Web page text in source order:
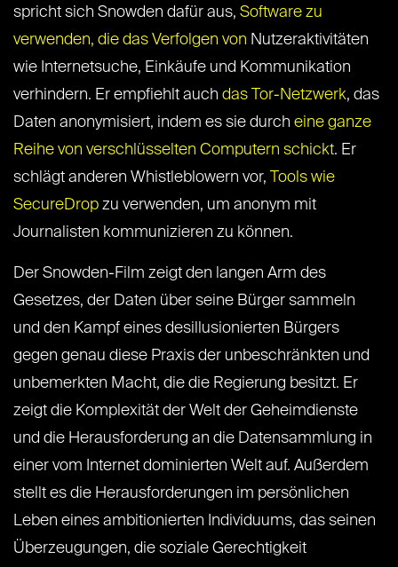
spricht sich Snowden dafür aus, Software zu
verwenden, die das Verfolgen von Nutzeraktivitäten
wie Internetsuche, Einkäufe und Kommunikation
verhindern. Er empfiehlt auch das Tor-Netzwerk, das
Daten anonymisiert, indem es sie durch eine ganze
Reihe von verschlüsselten Computern schickt. Er
schlägt anderen Whistleblowern vor,
Tools wie
SecureDrop zu verwenden, um anonym mit
Journalisten kommunizieren zu können.
Der Snowden-Film zeigt den langen Arm des
Gesetzes, der Daten über seine Bürger sammeln
und den Kampf eines desillusionierten Bürgers
gegen genau diese Praxis der unbeschränkten und
unbemerkten Macht, die die Regierung besitzt. Er
zeigt die Komplexität der Welt der Geheimdienste
und die Herausforderung an die Datensammlung in
einer vom Internet dominierten Welt auf. Außerdem
stellt es die Herausforderungen im persönlichen
Leben eines ambitionierten Individuums, das seinen
Überzeugungen, die soziale Gerechtigkeit